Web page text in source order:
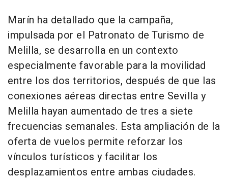
Marín ha detallado que la campaña,
impulsada por el Patronato de Turismo de
Melilla, se desarrolla en un contexto
especialmente favorable para la movilidad
entre los dos territorios, después de que las
conexiones aéreas directas entre Sevilla y
Melilla hayan aumentado de tres a siete
frecuencias semanales. Esta ampliación de la
oferta de vuelos permite reforzar los
vínculos turísticos y facilitar los
desplazamientos entre ambas ciudades.